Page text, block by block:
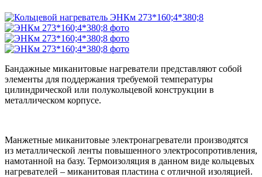
Бандажные миканитовые нагреватели представляют собой
элементы для поддержания требуемой температуры
цилиндрической или полукольцевой конструкции в
металлическом корпусе.
Манжетные миканитовые электронагреватели производятся
из металлической ленты повышенного электросопротивления,
намотанной на базу. Термоизоляция в данном виде кольцевых
нагревателей – миканитовая пластина с отличной изоляцией.